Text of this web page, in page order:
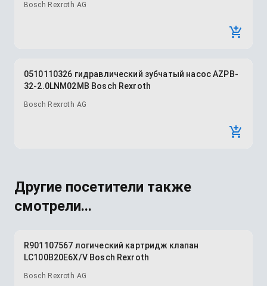
Bosch Rexroth AG
0510110326 гидравлический зубчатый насос AZPB-
32-2.0LNM02MB Bosch Rexroth
Bosch Rexroth AG
Другие посетители также
смотрели...
R901107567 логический картридж клапан
LC100B20E6X/V Bosch Rexroth
Bosch Rexroth AG